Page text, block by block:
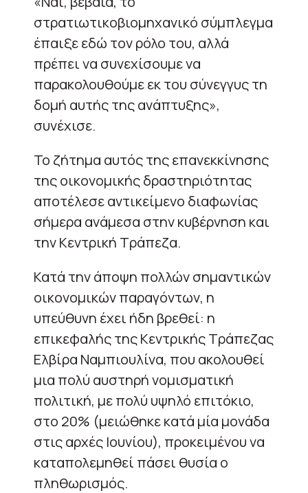
στρατιωτικοβιομηχανικό σύμπλεγμα
έπαιξε εδώ τον ρόλο του, αλλά
πρέπει να συνεχίσουμε να
παρακολουθούμε εκ του σύνεγγυς τη
δομή αυτής της ανάπτυξης»,
συνέχισε.
Το ζήτημα αυτός της επανεκκίνησης
της οικονομικής δραστηριότητας
αποτέλεσε αντικείμενο διαφωνίας
σήμερα ανάμεσα στην κυβέρνηση και
την Κεντρική Τράπεζα.
Κατά την άποψη πολλών σημαντικών
οικονομικών παραγόντων, η
υπεύθυνη έχει ήδη βρεθεί: η
επικεφαλής της Κεντρικής Τράπεζας
Ελβίρα Ναμπιουλίνα, που ακολουθεί
μια πολύ αυστηρή νομισματική
πολιτική, με πολύ υψηλό επιτόκιο,
στο 20% (μειώθηκε κατά μία μονάδα
στις αρχές Ιουνίου), προκειμένου να
καταπολεμηθεί πάσει θυσία ο
πληθωρισμός.